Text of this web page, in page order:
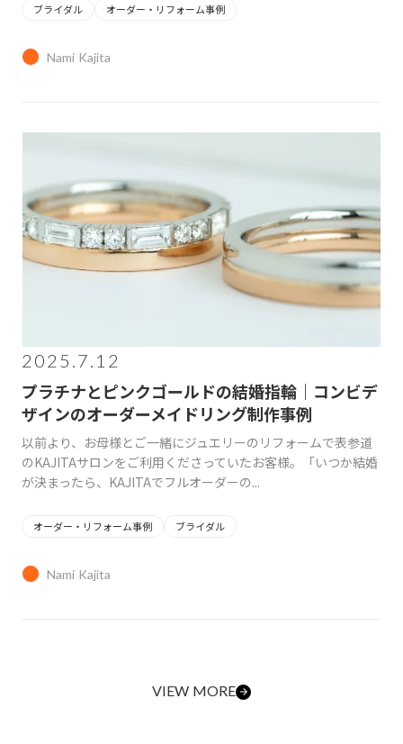
ブライダル オーダー・リフォーム事例
Nami Kajita
2025.7.12
プラチナとピンクゴールドの結婚指輪｜コンビデ
ザインのオーダーメイドリング制作事例
以前より、お母様とご一緒にジュエリーのリフォームで表参道
のKAJITAサロンをご利用くださっていたお客様。「いつか結婚
が決まったら、KAJITAでフルオーダーの...
オーダー・リフォーム事例 ブライダル
Nami Kajita
VIEW MORE arrow_forward